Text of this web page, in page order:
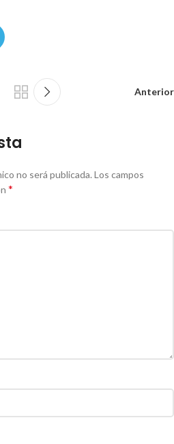
Anterior
no será publicada. Los campos
*